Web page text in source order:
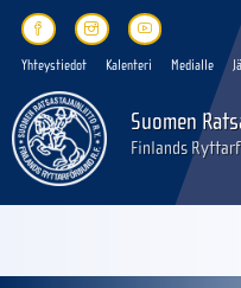
Yhteystiedot Kalenteri Medialle
Suomen
Finlands